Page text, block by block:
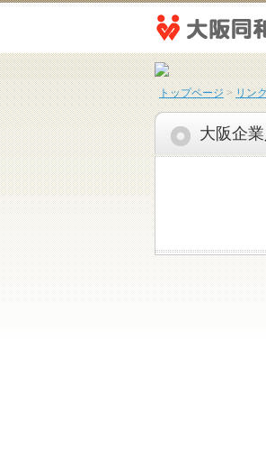
トップページ>リン
大阪企